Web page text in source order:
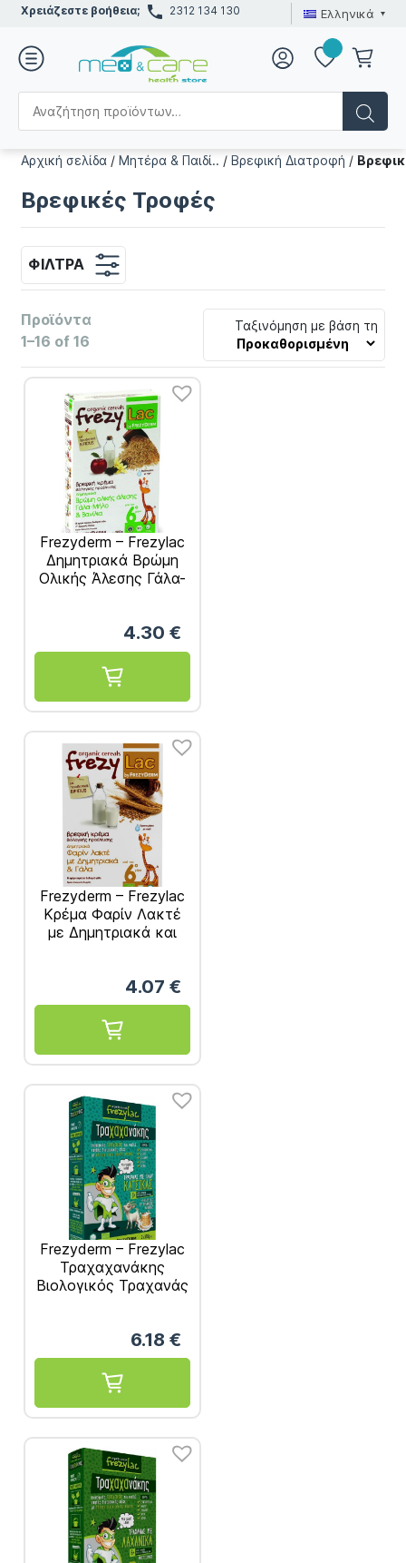
Χρειάζεστε βοήθεια; 2312 134 130 Ελληνικά
Αρχική σελίδα /Μητέρα & Παιδί.. /Βρεφική Διατροφή /
Βρεφικές Τροφές
ΦΊΛΤΡΑ
Προϊόντα
1–16 of 16
Ταξινόμηση με βάση τη
Frezyderm – Frezylac
Δημητριακά Βρώμη
Ολικής Άλεσης Γάλα-
4.30 €
Frezyderm – Frezylac
Κρέμα Φαρίν Λακτέ
με Δημητριακά και
4.07 €
Frezyderm – Frezylac
Τραχαχανάκης
Βιολογικός Τραχανάς
6.18 €